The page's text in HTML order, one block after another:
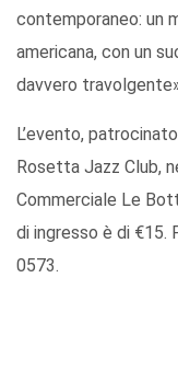
contemporaneo: un
americana, con un
davvero
L’evento,
Rosetta Jazz Club,
Commerciale Le
di ingresso è di €15.
0573.